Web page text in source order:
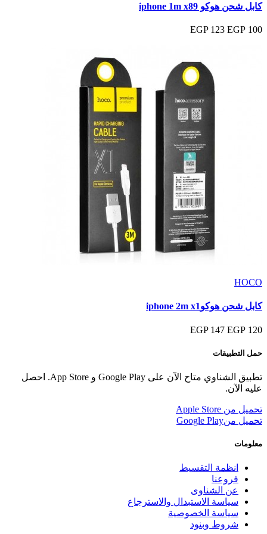
كابل شحن هوكو iphone 1m x89
100 EGP
123 EGP
HOCO
كابل شحن هوكوiphone 2m x1
120 EGP
147 EGP
حمل التطبيقات
تطبيق الشناوي متاح الآن على Google Play و App Store. احصل
عليه الآن.
تحميل من Apple Store
تحميل منGoogle Play
معلومات
انظمة التقسيط
فروعنا
عن الشناوى
سياسة الاستبدال والاسترجاع
سياسة الخصوصية
شروط وبنود